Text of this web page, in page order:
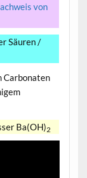
von
Säuren /
Carbonaten
Ba(OH)2